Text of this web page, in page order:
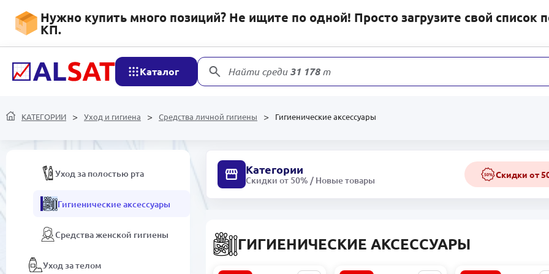
Нужно купить много позиций? Не ищите по одной! Просто загрузите свой список
КП.
Каталог Найти среди31 178товаров
КАТЕГОРИИ Уход и гигиена Средства личной гигиены Гигиенические аксессуары
Мобильные устройства и
аксессуары
Сетевые устройства и
видеонаблюдение
Средства личной гигиены
Уход за полостью рта
Гигиенические аксессуары
Средства женской гигиены
Уход за телом
Категории
Скидки от 50% / Новые товары
50% Скидки от
ГИГИЕНИЧЕСКИЕ АКСЕССУАРЫ